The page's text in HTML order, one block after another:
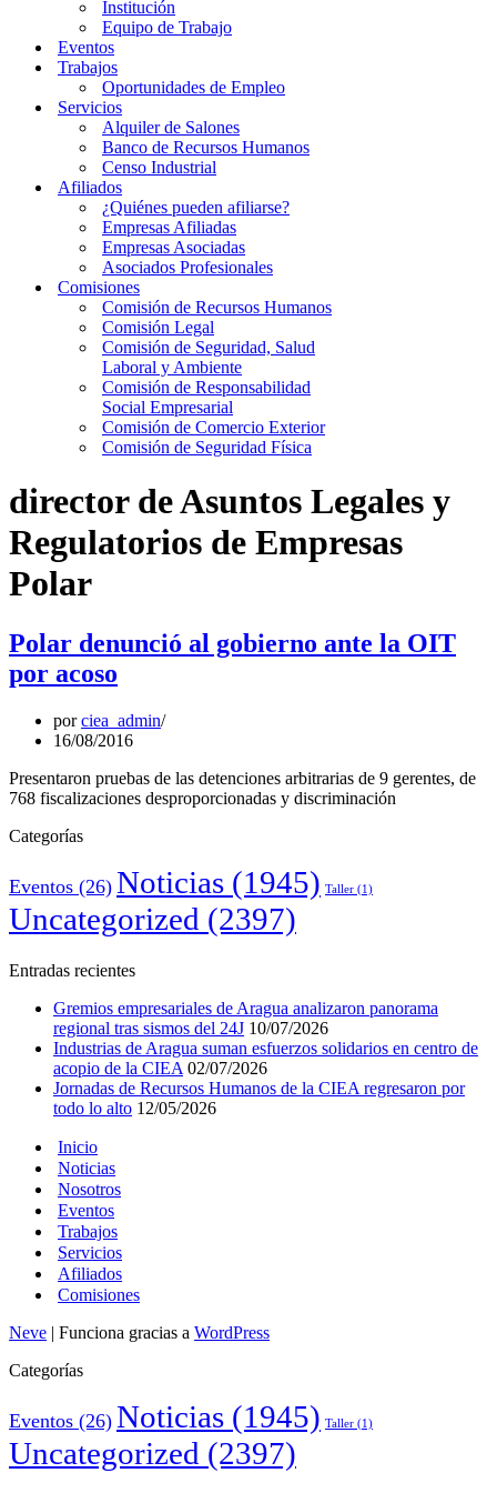
Institución
Equipo de Trabajo
Eventos
Trabajos
Oportunidades de Empleo
Servicios
Alquiler de Salones
Banco de Recursos Humanos
Censo Industrial
Afiliados
¿Quiénes pueden afiliarse?
Empresas Afiliadas
Empresas Asociadas
Asociados Profesionales
Comisiones
Comisión de Recursos Humanos
Comisión Legal
Comisión de Seguridad, Salud
Laboral y Ambiente
Comisión de Responsabilidad
Social Empresarial
Comisión de Comercio Exterior
Comisión de Seguridad Física
director de Asuntos Legales y
Regulatorios de Empresas
Polar
Polar denunció al gobierno ante la OIT
por acoso
porciea_admin
16/08/2016
Presentaron pruebas de las detenciones arbitrarias de 9 gerentes, de
768 fiscalizaciones desproporcionadas y discriminación
Categorías
Eventos (26) Noticias (1945) Taller (1)
Uncategorized (2397)
Entradas recientes
Gremios empresariales de Aragua analizaron panorama
regional tras sismos del 24J 10/07/2026
Industrias de Aragua suman esfuerzos solidarios en centro de
acopio de la CIEA 02/07/2026
Jornadas de Recursos Humanos de la CIEA regresaron por
todo lo alto 12/05/2026
Inicio
Noticias
Nosotros
Eventos
Trabajos
Servicios
Afiliados
Comisiones
Neve | Funciona gracias a WordPress
Categorías
Eventos (26) Noticias (1945) Taller (1)
Uncategorized (2397)